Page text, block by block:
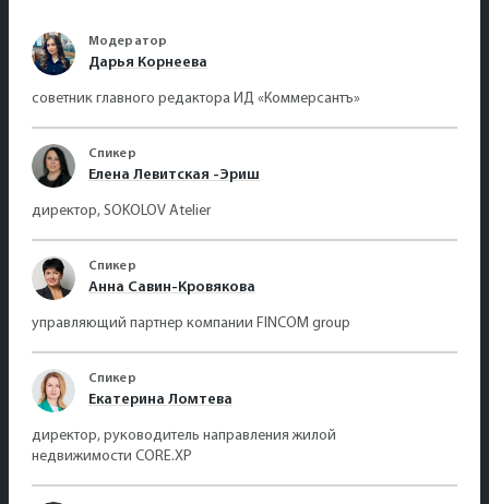
Модератор
Дарья Корнеева
советник главного редактора ИД «Коммерсантъ»
Спикер
Елена Левитская -Эриш
директор, SOKOLOV Atelier
Спикер
Анна Савин-Кровякова
управляющий партнер компании FINCOM group
Спикер
Екатерина Ломтева
директор, руководитель направления жилой
недвижимости CORE.XP